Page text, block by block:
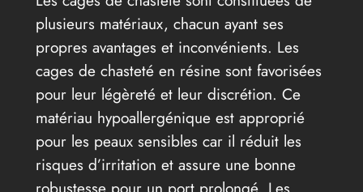
plusieurs matériaux, chacun ayant ses
propres avantages et inconvénients. Les
cages de chasteté en résine sont favorisées
pour leur légèreté et leur discrétion. Ce
matériau hypoallergénique est approprié
pour les peaux sensibles car il réduit les
risques d’irritation et assure une bonne